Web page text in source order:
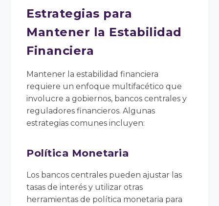
Estrategias para
Mantener la Estabilidad
Financiera
Mantener la estabilidad financiera
requiere un enfoque multifacético que
involucre a gobiernos, bancos centrales y
reguladores financieros. Algunas
estrategias comunes incluyen:
Política Monetaria
Los bancos centrales pueden ajustar las
tasas de interés y utilizar otras
herramientas de política monetaria para